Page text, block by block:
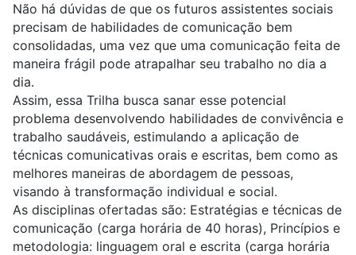
Não há dúvidas de que os futuros assistentes sociais
precisam de habilidades de comunicação bem
consolidadas, uma vez que uma comunicação feita de
maneira frágil pode atrapalhar seu trabalho no dia a
dia.
Assim, essa Trilha busca sanar esse potencial
problema desenvolvendo habilidades de convivência e
trabalho saudáveis, estimulando a aplicação de
técnicas comunicativas orais e escritas, bem como as
melhores maneiras de abordagem de pessoas,
visando à transformação individual e social.
As disciplinas ofertadas são: Estratégias e técnicas de
comunicação (carga horária de 40 horas), Princípios e
metodologia: linguagem oral e escrita (carga horária